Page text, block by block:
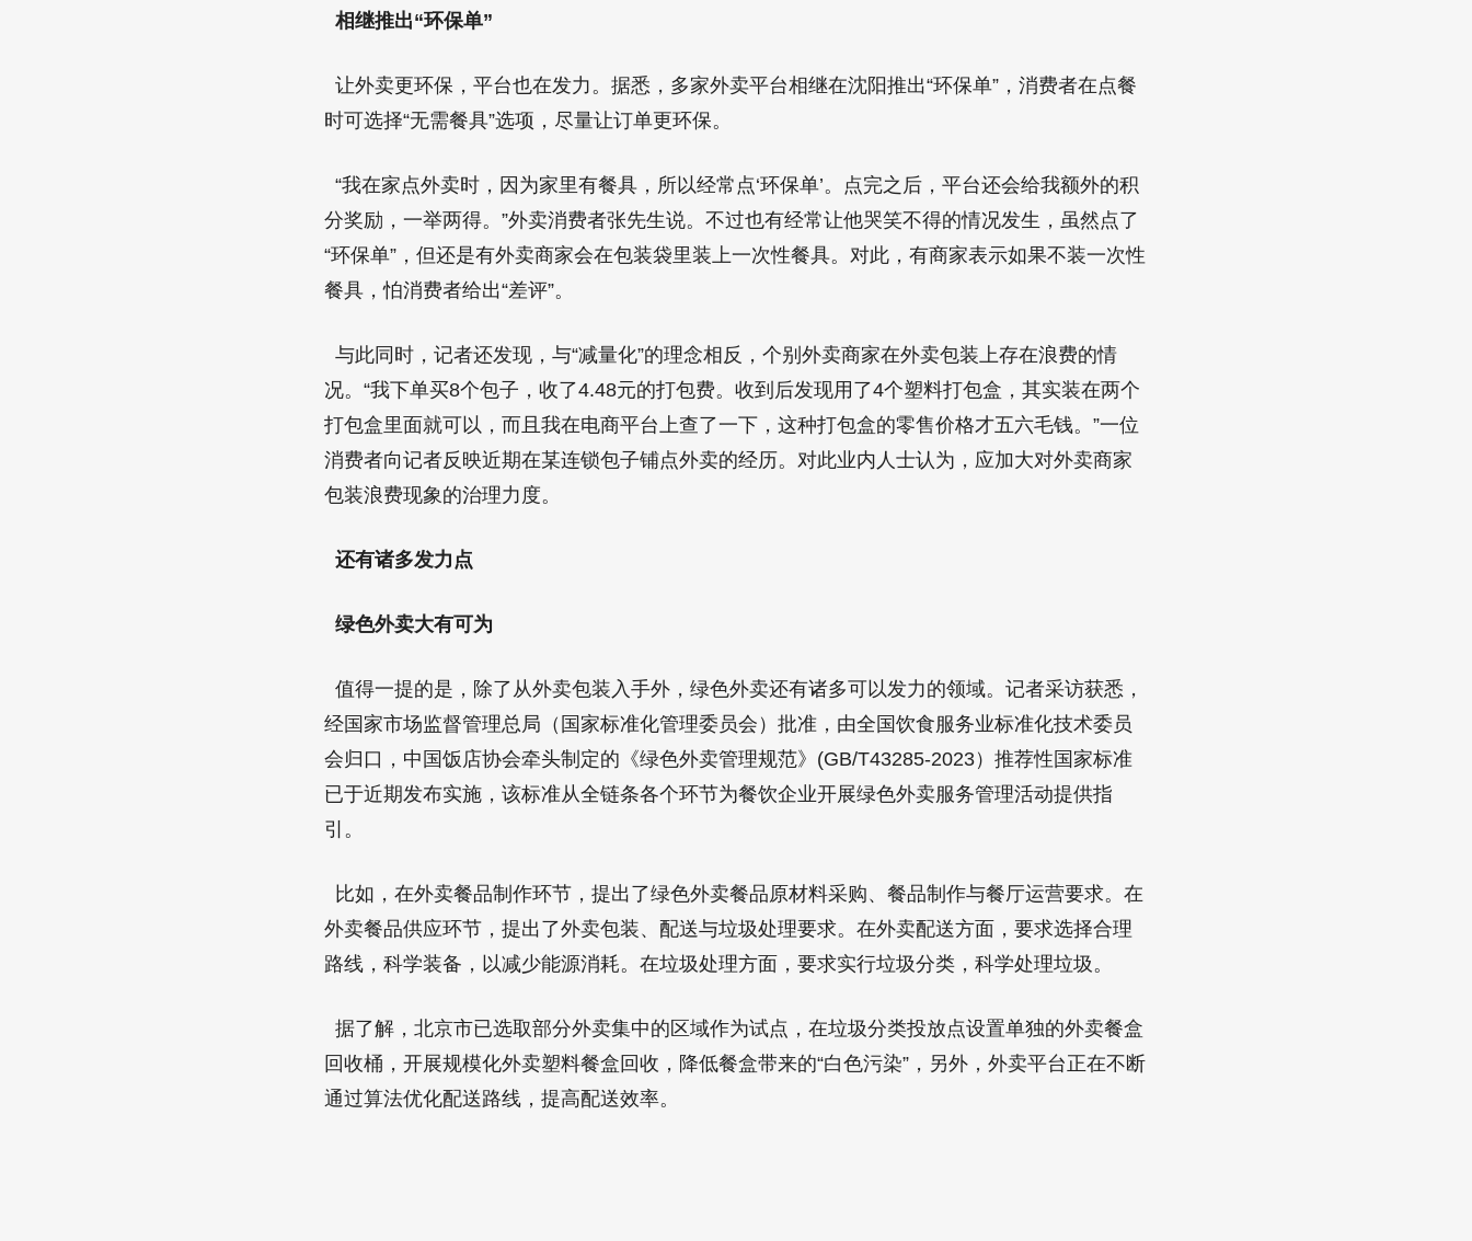
相继推出“环保单”
让外卖更环保，平台也在发力。据悉，多家外卖平台相继在沈阳推出“环保单”，消费者在点餐
时可选择“无需餐具”选项，尽量让订单更环保。
“我在家点外卖时，因为家里有餐具，所以经常点‘环保单’。点完之后，平台还会给我额外的积
分奖励，一举两得。”外卖消费者张先生说。不过也有经常让他哭笑不得的情况发生，虽然点了
“环保单”，但还是有外卖商家会在包装袋里装上一次性餐具。对此，有商家表示如果不装一次性
餐具，怕消费者给出“差评”。
与此同时，记者还发现，与“减量化”的理念相反，个别外卖商家在外卖包装上存在浪费的情
况。“我下单买8个包子，收了4.48元的打包费。收到后发现用了4个塑料打包盒，其实装在两个
打包盒里面就可以，而且我在电商平台上查了一下，这种打包盒的零售价格才五六毛钱。”一位
消费者向记者反映近期在某连锁包子铺点外卖的经历。对此业内人士认为，应加大对外卖商家
包装浪费现象的治理力度。
还有诸多发力点
绿色外卖大有可为
值得一提的是，除了从外卖包装入手外，绿色外卖还有诸多可以发力的领域。记者采访获悉，
经国家市场监督管理总局（国家标准化管理委员会）批准，由全国饮食服务业标准化技术委员
会归口，中国饭店协会牵头制定的《绿色外卖管理规范》(GB/T43285-2023）推荐性国家标准
已于近期发布实施，该标准从全链条各个环节为餐饮企业开展绿色外卖服务管理活动提供指
引。
比如，在外卖餐品制作环节，提出了绿色外卖餐品原材料采购、餐品制作与餐厅运营要求。在
外卖餐品供应环节，提出了外卖包装、配送与垃圾处理要求。在外卖配送方面，要求选择合理
路线，科学装备，以减少能源消耗。在垃圾处理方面，要求实行垃圾分类，科学处理垃圾。
据了解，北京市已选取部分外卖集中的区域作为试点，在垃圾分类投放点设置单独的外卖餐盒
回收桶，开展规模化外卖塑料餐盒回收，降低餐盒带来的“白色污染”，另外，外卖平台正在不断
通过算法优化配送路线，提高配送效率。